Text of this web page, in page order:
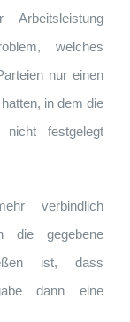
welches
nur einen
in dem die
nicht festgelegt
verbindlich
die gegebene
ist, dass
dann eine